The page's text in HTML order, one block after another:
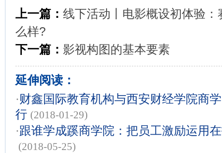
上一篇： 线下活动丨电影概设初体验
么样?
下一篇： 影视构图的基本要素
延伸阅读：
·财鑫国际教育机构与西安财经学院商
行 (2018-01-29)
·跟谁学成蹊商学院：把员工激励运用
(2018-05-25)